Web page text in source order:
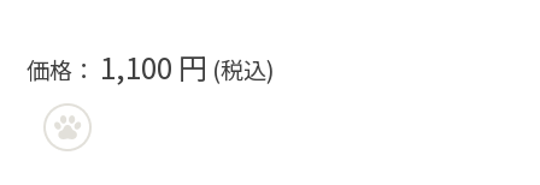
価格： 1,100 円 (税込)